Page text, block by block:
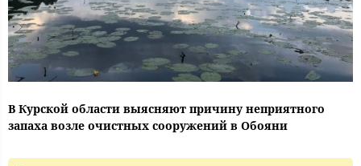
В Курской области выясняют причину неприятного
запаха возле очистных сооружений в Обояни